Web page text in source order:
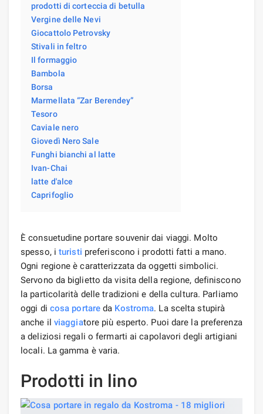
prodotti di corteccia di betulla
Vergine delle Nevi
Giocattolo Petrovsky
Stivali in feltro
Il formaggio
Bambola
Borsa
Marmellata “Zar Berendey”
Tesoro
Caviale nero
Giovedì Nero Sale
Funghi bianchi al latte
Ivan-Chai
latte d'alce
Caprifoglio
È consuetudine portare souvenir dai viaggi. Molto
spesso, i turisti preferiscono i prodotti fatti a mano.
Ogni regione è caratterizzata da oggetti simbolici.
Servono da biglietto da visita della regione, definiscono
la particolarità delle tradizioni e della cultura. Parliamo
oggi di cosa portare da Kostroma. La scelta stupirà
anche il viaggiatore più esperto. Puoi dare la preferenza
a deliziosi regali o fermarti ai capolavori degli artigiani
locali. La gamma è varia.
Prodotti in lino